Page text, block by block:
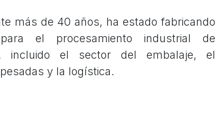
más de 40 años, ha estado fabricando
para el procesamiento industrial de
incluido el sector del embalaje, el
y la logística.